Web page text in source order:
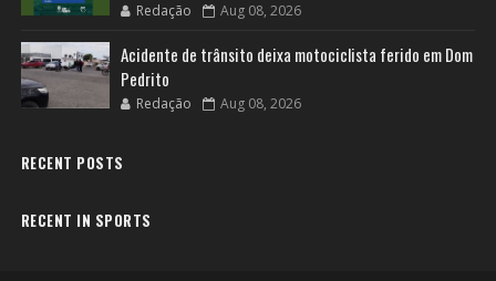
Redação Aug 08, 2026
Acidente de trânsito deixa motociclista ferido em Dom
Pedrito
Redação Aug 08, 2026
RECENT POSTS
RECENT IN SPORTS